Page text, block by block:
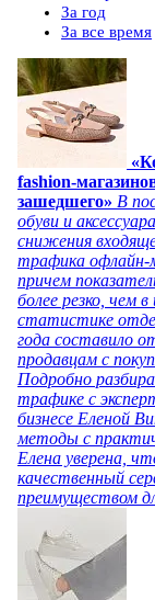
За год
За все время
fashion-
зашедшего» В
обуви и
снижения
трафика офлайн-
причем
более резко, чем
статистике
года составило
продавцам с
Подробно
трафике с
бизнесе Еленой
методы с
Елена уверена,
качественный
преимуществом